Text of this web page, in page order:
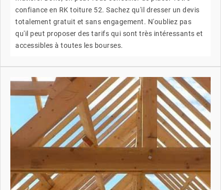
confiance en RK toiture 52. Sachez qu'il dresser un devis
totalement gratuit et sans engagement. N'oubliez pas
qu'il peut proposer des tarifs qui sont très intéressants et
accessibles à toutes les bourses.